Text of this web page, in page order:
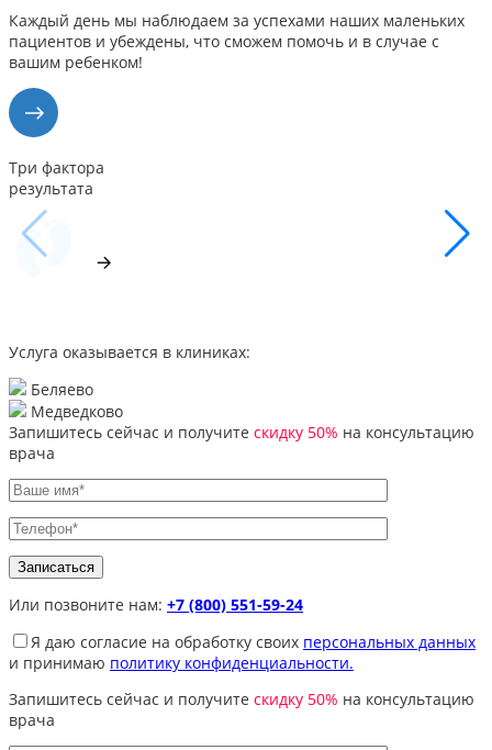
Каждый день мы наблюдаем за успехами наших маленьких
пациентов и убеждены, что сможем помочь и в случае с
вашим ребенком!
Три фактора
результата
Услуга оказывается в клиниках:
Беляево
Медведково
Запишитесь сейчас и получите скидку 50% на консультацию
врача
Или позвоните нам: +7 (800) 551-59-24
Я даю согласие на обработку своих персональных данных
и принимаю политику конфиденциальности.
Запишитесь сейчас и получите скидку 50% на консультацию
врача